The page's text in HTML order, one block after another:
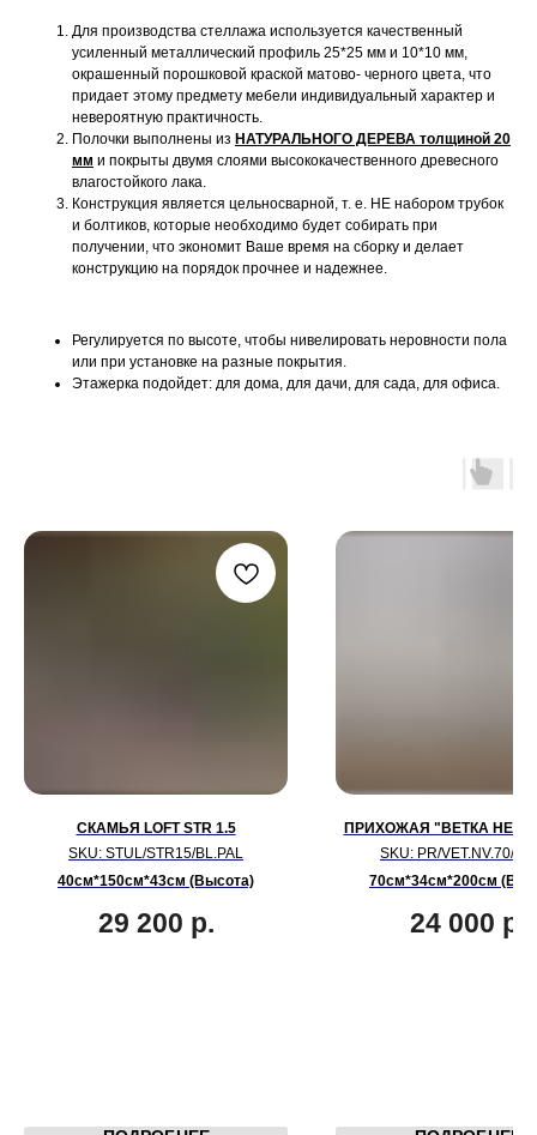
Для производства стеллажа используется качественный
усиленный металлический профиль 25*25 мм и 10*10 мм,
окрашенный порошковой краской матово- черного цвета, что
придает этому предмету мебели индивидуальный характер и
невероятную практичность.
Полочки выполнены из НАТУРАЛЬНОГО ДЕРЕВА толщиной 20
мм и покрыты двумя слоями высококачественного древесного
влагостойкого лака.
Конструкция является цельносварной, т. е. НЕ набором трубок
и болтиков, которые необходимо будет собирать при
получении, что экономит Ваше время на сборку и делает
конструкцию на порядок прочнее и надежнее.
Регулируется по высоте, чтобы нивелировать неровности пола
или при установке на разные покрытия.
Этажерка подойдет: для дома, для дачи, для сада, для офиса.
СКАМЬЯ LOFT STR 1.5
SKU: STUL/STR15/BL.PAL
40см*150см*43см (Высота)
29 200 р.
ПРИХОЖАЯ "ВЕТКА НЕ
SKU: PR/VET.NV.70/
70см*34см*200см
24 000 р.